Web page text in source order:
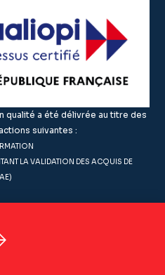
qualité a été délivrée au titre des
suivantes :
LA VALIDATION DES ACQUIS DE